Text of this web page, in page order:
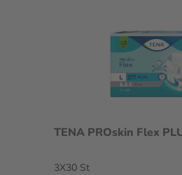
TENA PROskin Flex
3X30 St